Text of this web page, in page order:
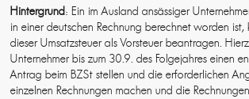
Hintergrund: Ein im Ausland ansässiger
in einer deutschen Rechnung berechnet worden ist,
dieser Umsatzsteuer als Vorsteuer beantragen.
Unternehmer bis zum 30.9. des Folgejahres einen
Antrag beim BZSt stellen und die erforderlichen
einzelnen Rechnungen machen und die